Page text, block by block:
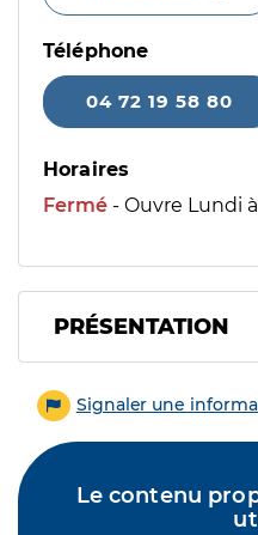
Téléphone
04 72 19 58 80
Horaires
Fermé - Ouvre Lundi à
PRÉSENTATION
Signaler une
Le contenu